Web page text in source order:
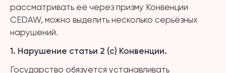
рассматривать её через призму Конвенции
CEDAW, можно выделить несколько серьёзных
нарушений.
1. Нарушение статьи 2 (с) Конвенции.
Государство обязуется устанавливать